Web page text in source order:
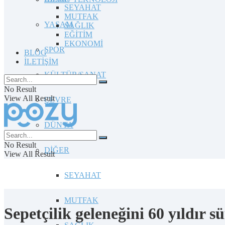
YAŞAM
SPOR
KÜLTÜR/SANAT
ÇEVRE
DÜNYA
DİĞER
SEYAHAT
MUTFAK
SEYAHAT
MUTFAK
SAĞLIK
EĞİTİM
EKONOMİ
BLOG
İLETİŞİM
No Result
View All Result
No Result
View All Result
Sepetçilik geleneğini 60 yıldır